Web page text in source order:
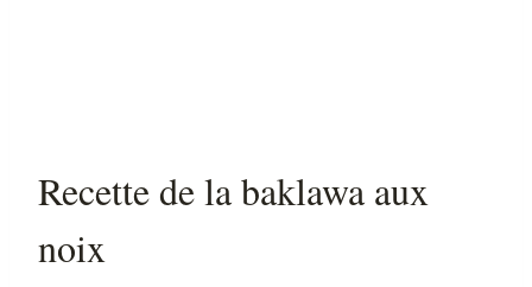
Recette de la baklawa aux
noix